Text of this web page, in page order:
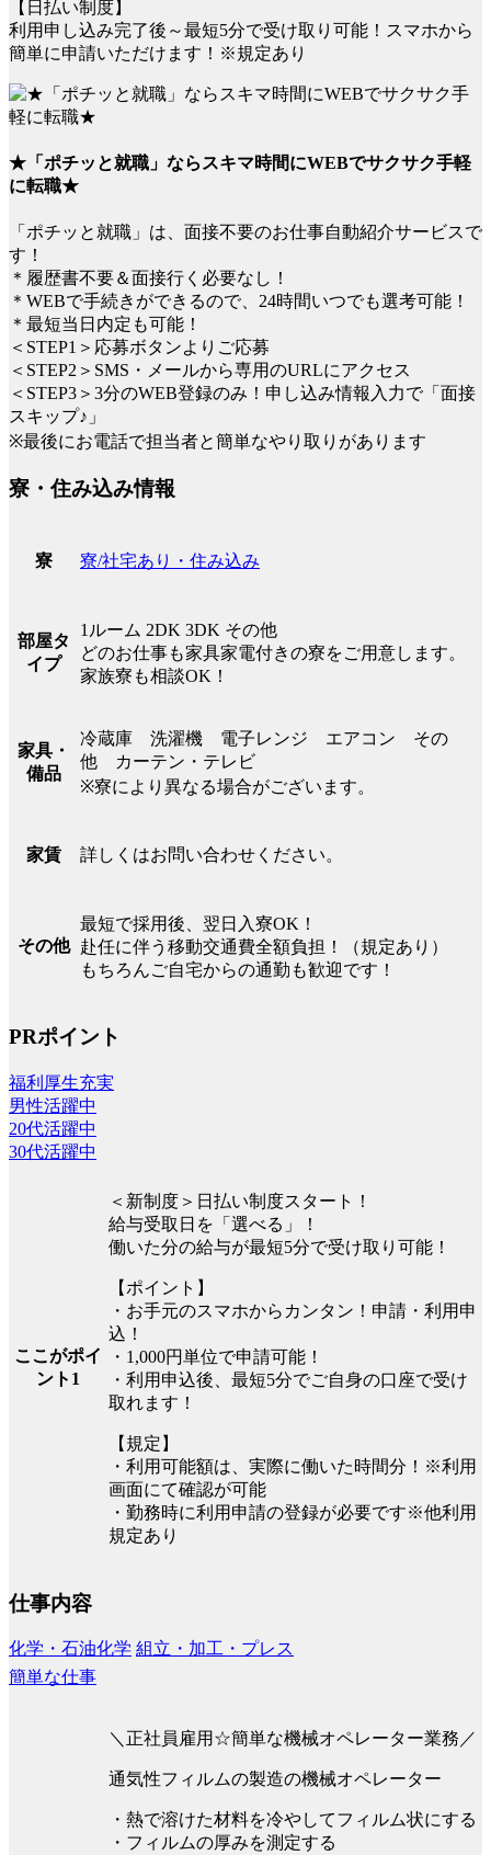
【日払い制度】
利用申し込み完了後～最短5分で受け取り可能！スマホから
簡単に申請いただけます！※規定あり
★「ポチッと就職」ならスキマ時間にWEBでサクサク手軽
に転職★
「ポチッと就職」は、面接不要のお仕事自動紹介サービスで
す！
＊履歴書不要＆面接行く必要なし！
＊WEBで手続きができるので、24時間いつでも選考可能！
＊最短当日内定も可能！
＜STEP1＞応募ボタンよりご応募
＜STEP2＞SMS・メールから専用のURLにアクセス
＜STEP3＞3分のWEB登録のみ！申し込み情報入力で「面接
スキップ♪」
※最後にお電話で担当者と簡単なやり取りがあります
寮・住み込み情報
寮 寮/社宅あり・住み込み
部屋タ
イプ
1ルーム 2DK 3DK その他
どのお仕事も家具家電付きの寮をご用意します。
家族寮も相談OK！
家具・
備品
冷蔵庫 洗濯機 電子レンジ エアコン その
他 カーテン・テレビ
※寮により異なる場合がございます。
家賃 詳しくはお問い合わせください。
その他
最短で採用後、翌日入寮OK！
赴任に伴う移動交通費全額負担！（規定あり）
もちろんご自宅からの通勤も歓迎です！
PRポイント
福利厚生充実
男性活躍中
20代活躍中
30代活躍中
ここがポイ
ント1
＜新制度＞日払い制度スタート！
給与受取日を「選べる」！
働いた分の給与が最短5分で受け取り可能！
【ポイント】
・お手元のスマホからカンタン！申請・利用申
込！
・1,000円単位で申請可能！
・利用申込後、最短5分でご自身の口座で受け
取れます！
【規定】
・利用可能額は、実際に働いた時間分！※利用
画面にて確認が可能
・勤務時に利用申請の登録が必要です※他利用
規定あり
仕事内容
化学・石油化学 組立・加工・プレス
簡単な仕事
＼正社員雇用☆簡単な機械オペレーター業務／
通気性フィルムの製造の機械オペレーター
・熱で溶けた材料を冷やしてフィルム状にする
・フィルムの厚みを測定する